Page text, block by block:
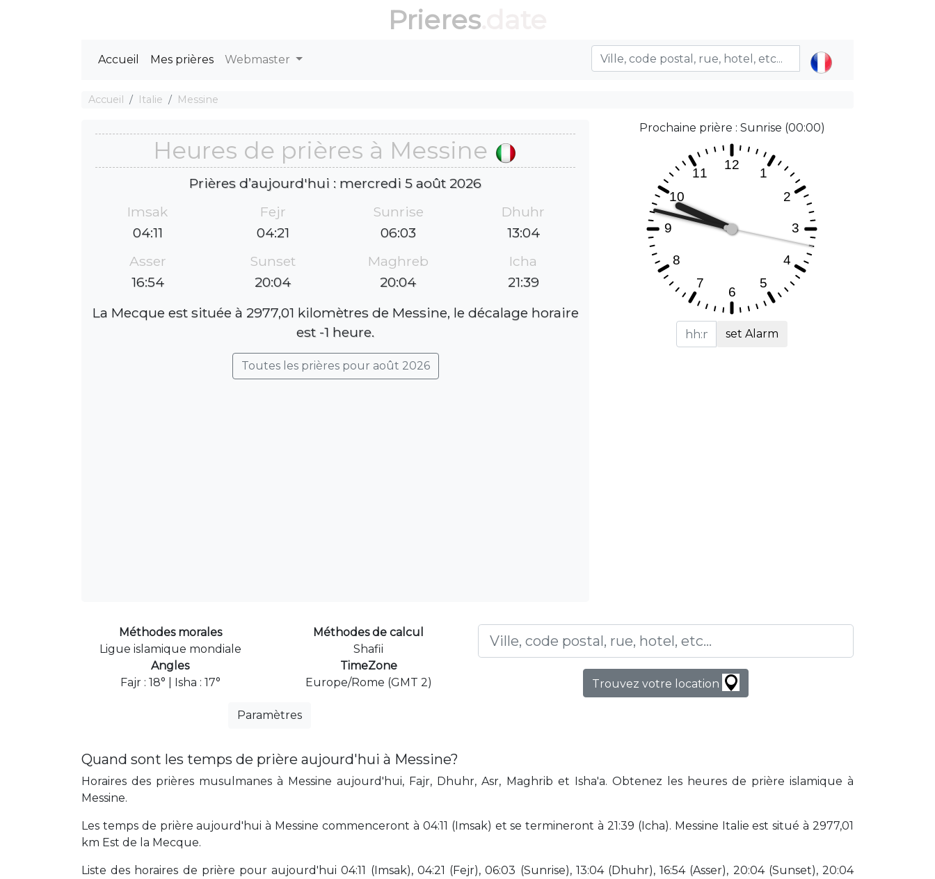
Prieres
Accueil Mes prières Webmaster
Accueil Italie Messine
Heures de prières à Messine
Prières d’aujourd'hui : mercredi 5 août 2026
Imsak
04:11
Fejr
04:21
Sunrise
06:03
Dhuhr
13:04
Asser
16:54
Sunset
20:04
Maghreb
20:04
Icha
21:39
La Mecque est située à 2977,01 kilomètres de Messine, le décalage horaire
est -1 heure.
Toutes les prières pour août 2026
Prochaine prière : Sunrise (00:00)
set Alarm
Méthodes morales
Ligue islamique mondiale
Méthodes de calcul
Shafii
Angles
Fajr : 18° | Isha : 17°
TimeZone
Europe/Rome (GMT 2)
Paramètres
Trouvez votre location
Quand sont les temps de prière aujourd'hui à Messine?
Horaires des prières musulmanes à Messine aujourd'hui, Fajr, Dhuhr, Asr, Maghrib et Isha'a. Obtenez les heures de prière islamique à
Messine.
Les temps de prière aujourd'hui à Messine commenceront à 04:11 (Imsak) et se termineront à 21:39 (Icha). Messine Italie est situé à 2977,01
km Est de la Mecque.
Liste des horaires de prière pour aujourd'hui 04:11 (Imsak), 04:21 (Fejr), 06:03 (Sunrise), 13:04 (Dhuhr), 16:54 (Asser), 20:04 (Sunset), 20:04